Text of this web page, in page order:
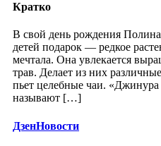
Кратко
В свой день рождения
детей подарок — редкое
мечтала. Она увлекается
трав. Делает из них
пьет целебные чаи. «Джинура
называют […]
ДзенНовости